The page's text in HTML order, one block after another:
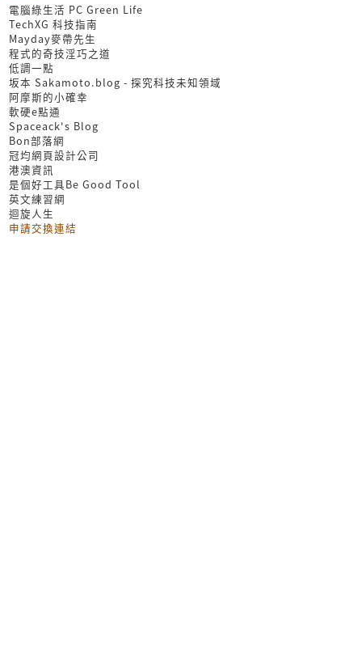
電腦綠生活 PC Green Life
TechXG 科技指南
Mayday麥帶先生
程式的奇技淫巧之道
低調一點
坂本 Sakamoto.blog - 探究科技未知領域
阿摩斯的小確幸
軟硬e點通
Spaceack's Blog
Bon部落網
冠均網頁設計公司
港澳資訊
是個好工具Be Good Tool
英文練習網
迴旋人生
申請交換連結